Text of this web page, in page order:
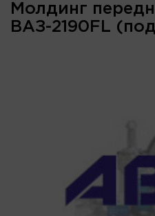
Молдинг
ВАЗ-2190FL